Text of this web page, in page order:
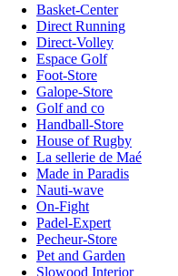
Basket-Center
Direct Running
Direct-Volley
Espace Golf
Foot-Store
Galope-Store
Golf and co
Handball-Store
House of Rugby
La sellerie de Maé
Made in Paradis
Nauti-wave
On-Fight
Padel-Expert
Pecheur-Store
Pet and Garden
Slowood Interior